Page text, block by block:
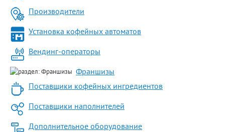
Производители
Установка кофейных автоматов
Вендинг-операторы
Франшизы
Поставщики кофейных ингредиентов
Поставщики наполнителей
Дополнительное оборудование